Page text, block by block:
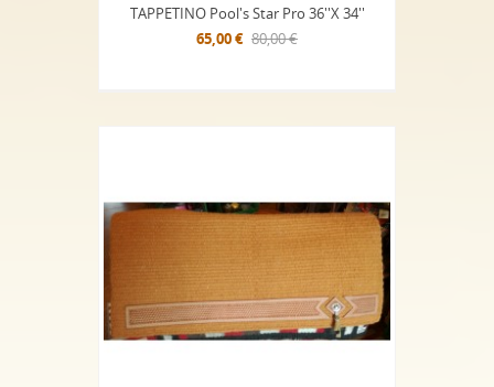
TAPPETINO Pool's Star Pro 36''x 34''
65,00 € 80,00 €